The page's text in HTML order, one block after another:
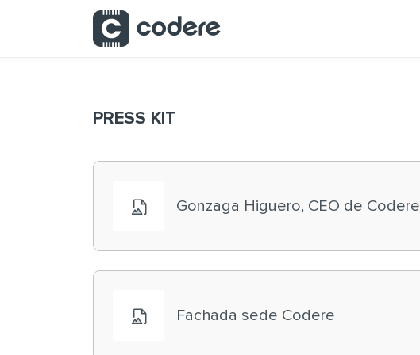
Saltar al contenido principal
PRESS KIT
Gonzaga Higuero, CEO de Codere
Fachada sede Codere